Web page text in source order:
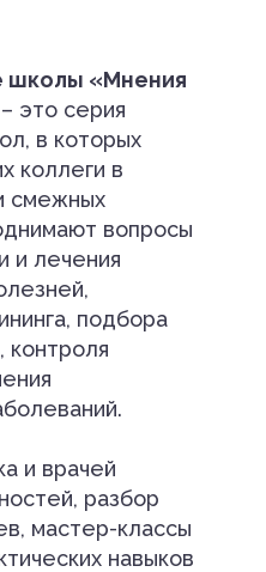
школы «Мнения
– это серия
в которых
коллеги в
смежных
вопросы
и лечения
подбора
контроля
и врачей
разбор
мастер-классы
навыков